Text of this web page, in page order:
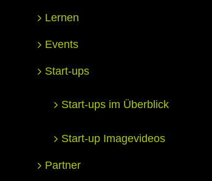
Lernen
Events
Start-ups
Start-ups im Überblick
Start-up Imagevideos
Partner